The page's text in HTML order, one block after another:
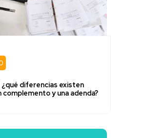
¿qué diferencias existen
complemento y una adenda?